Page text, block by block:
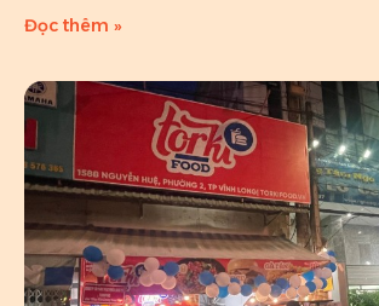
Đọc thêm »